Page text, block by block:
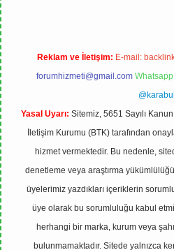
Reklam ve İletişim: E-mail:
forumhizmeti@gmail.com
@karabul
Yasal Uyarı: Sitemiz, 5651 Sayılı
İletişim Kurumu (BTK) tarafından
hizmet vermektedir. Bu nedenle,
denetleme veya araştırma
üyelerimiz yazdıkları içeriklerin
üye olarak bu sorumluluğu kabul
herhangi bir marka, kurum veya
bulunmamaktadır. Sitede yalnızca